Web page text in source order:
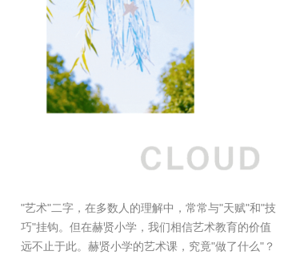
"艺术"二字，在多数人的理解中，常常与"天赋"和"技
巧"挂钩。但在赫贤小学，我们相信艺术教育的价值
远不止于此。赫贤小学的艺术课，究竟"做了什么"？